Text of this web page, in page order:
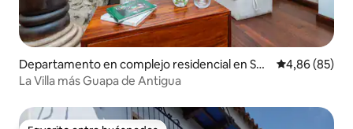
Departamento en complejo residencial en San
ta Inés del Monte Pulciano
Calificación
4,86 (85)
La Villa más Guapa de Antigua